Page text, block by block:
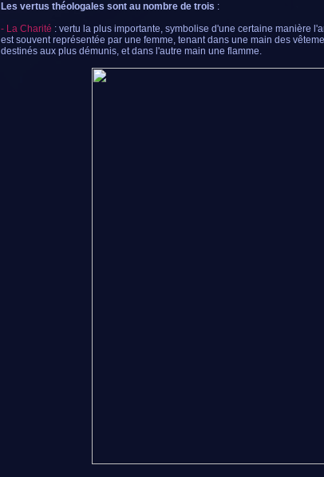
Les vertus théologales sont au nombre de trois :
- La Charité : vertu la plus importante, symbolise d'une certaine manière
est souvent représentée par une femme, tenant dans une main des
destinés aux plus démunis, et dans l'autre main une flamme.